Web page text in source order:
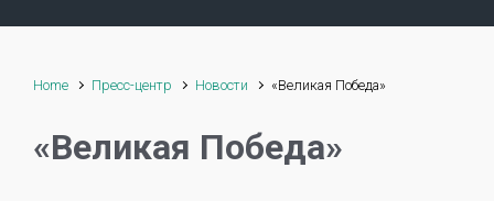
Home Пресс-центр Новости «Великая Победа»
«Великая Победа»